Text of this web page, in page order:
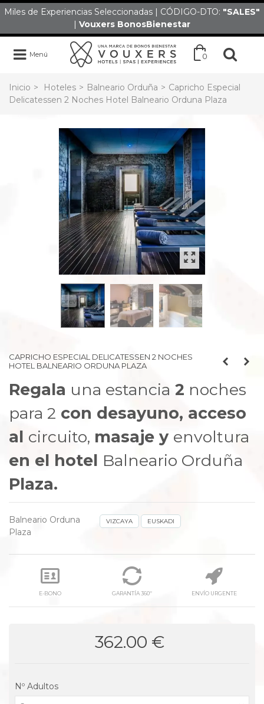
Miles de Experiencias Seleccionadas | CÓDIGO-DTO: "SALES"
| Vouxers BonosBienestar
Menú 0
Inicio > Hoteles > Balneario Orduña > Capricho Especial
Delicatessen 2 Noches Hotel Balneario Orduna Plaza
prev next
CAPRICHO ESPECIAL DELICATESSEN 2 NOCHES
HOTEL BALNEARIO ORDUNA PLAZA
Regala una estancia 2 noches
para 2 con desayuno, acceso
al circuito, masaje y envoltura
en el hotel Balneario Orduña
Plaza.
Balneario Orduna
Plaza
VIZCAYA EUSKADI
E-BONO GARANTÍA 360º ENVÍO URGENTE
362.00 €
Nº Adultos